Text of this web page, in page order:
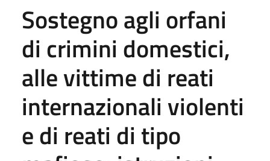
Sostegno agli orfani
di crimini domestici,
alle vittime di reati
internazionali violenti
e di reati di tipo